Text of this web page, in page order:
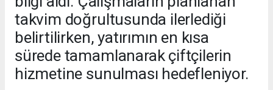
takvim doğrultusunda ilerlediği
belirtilirken, yatırımın en kısa
sürede tamamlanarak çiftçilerin
hizmetine sunulması hedefleniyor.